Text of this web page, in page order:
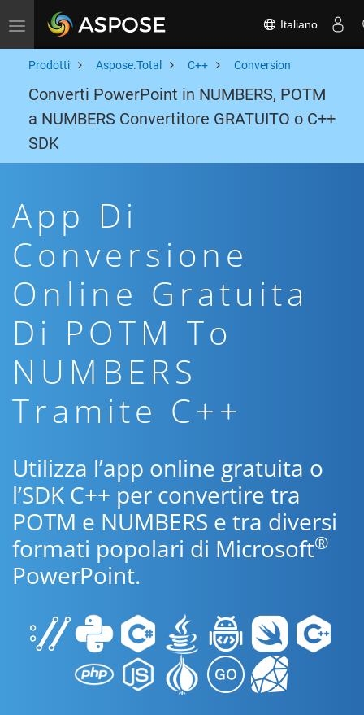
Toggle navigation Italiano
Prodotti Aspose.Total C++ Conversion
Converti PowerPoint in NUMBERS, POTM
a NUMBERS Convertitore GRATUITO o C++
SDK
App Di
Conversione
Online Gratuita
Di POTM To
NUMBERS
Tramite C++
Utilizza l’app online gratuita o
l’SDK C++ per convertire tra
POTM e NUMBERS e tra diversi
formati popolari di Microsoft®
PowerPoint.